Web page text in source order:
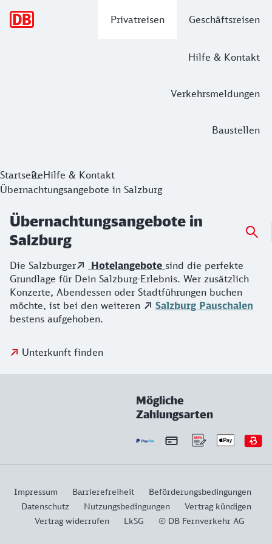
Privatreisen Geschäftsreisen
Hilfe & Kontakt
Verkehrsmeldungen
Baustellen
StartseiteHilfe & Kontakt
Übernachtungsangebote in Salzburg
Übernachtungsangebote in
Salzburg
Die Salzburger Hotelangebote sind die perfekte
Grundlage für Dein Salzburg-Erlebnis. Wer zusätzlich
Konzerte, Abendessen oder Stadtführungen buchen
möchte, ist bei den weiteren
Salzburg Pauschalen
bestens aufgehoben.
Unterkunft finden
Mögliche
Zahlungsarten
Impressum Barrierefreiheit
Beförderungsbedingungen
Datenschutz
Nutzungsbedingungen
Vertrag kündigen
Vertrag widerrufen
LkSG © DB Fernverkehr AG